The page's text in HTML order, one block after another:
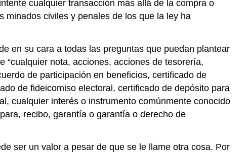
de
Valores
Empresas
cubiertas
Solicitud
Proxy
de
cualquier transacción más allá de la compra o
minados civiles y penales de los que la ley ha
en su cara a todas las preguntas que puedan plantear
“cualquier nota, acciones, acciones de tesorería,
de participación en beneficios, certificado de
de fideicomiso electoral, certificado de depósito para
cualquier interés o instrumento comúnmente conocido
recibo, garantía o garantía o derecho de
ser un valor a pesar de que se le llame otra cosa. Por